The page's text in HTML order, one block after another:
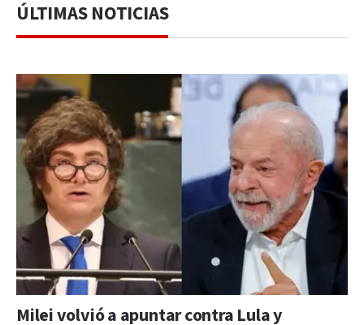
ÚLTIMAS NOTICIAS
Milei volvió a apuntar contra Lula y